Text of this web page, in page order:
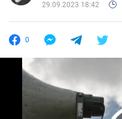
29.09.2023 18:42
0